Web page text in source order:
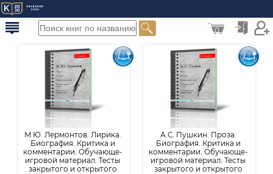
0
М.Ю. Лермонтов. Лирика.
Биография. Критика и
комментарии. Обучающе-
игровой материал. Тесты
закрытого и открытого
А.С. Пушкин. Проза.
Биография. Критика и
комментарии. Обучающе-
игровой материал. Тесты
закрытого и открытого